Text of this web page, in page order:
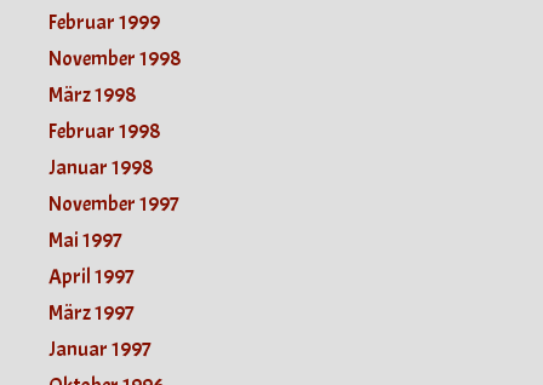
Februar 1999
November 1998
März 1998
Februar 1998
Januar 1998
November 1997
Mai 1997
April 1997
März 1997
Januar 1997